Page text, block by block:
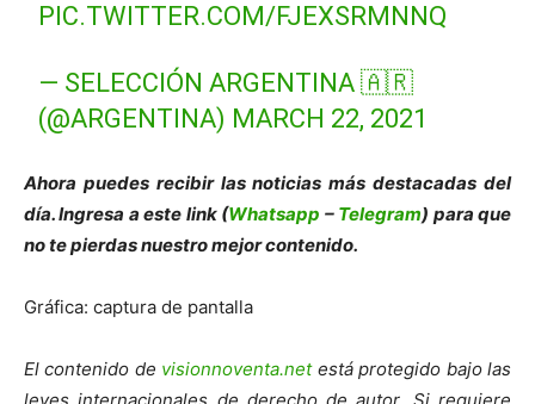
PIC.TWITTER.COM/FJEXSRMNNQ
— SELECCIÓN ARGENTINA 🇦🇷
(@ARGENTINA) MARCH 22, 2021
Ahora puedes recibir las noticias más destacadas del
día. Ingresa a este link (Whatsapp – Telegram) para que
no te pierdas nuestro mejor contenido.
Gráfica: captura de pantalla
El contenido de visionnoventa.netestá protegido bajo las